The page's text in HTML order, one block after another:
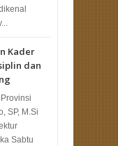
Kader
dan
SP, M.Si
Sabtu